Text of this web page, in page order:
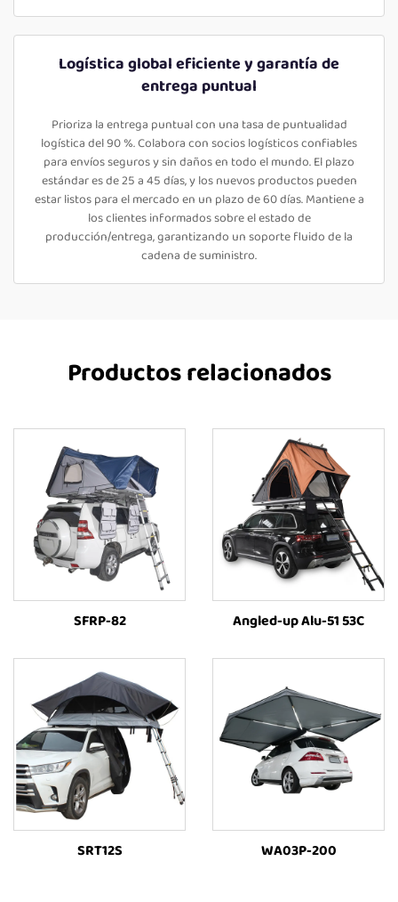
Logística global eficiente y garantía de
entrega puntual
Prioriza la entrega puntual con una tasa de puntualidad
logística del 90 %. Colabora con socios logísticos confiables
para envíos seguros y sin daños en todo el mundo. El plazo
estándar es de 25 a 45 días, y los nuevos productos pueden
estar listos para el mercado en un plazo de 60 días. Mantiene a
los clientes informados sobre el estado de
producción/entrega, garantizando un soporte fluido de la
cadena de suministro.
Productos relacionados
SFRP-82 Angled-up Alu-51 53C
SRT12S WA03P-200